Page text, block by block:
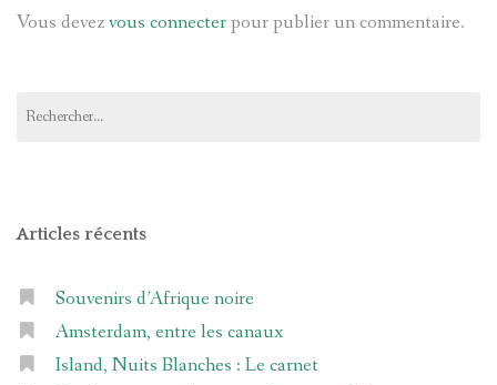
Vous devezvous connecterpour publier un commentaire.
Articles récents
Souvenirs d’Afrique noire
Amsterdam, entre les canaux
Island, Nuits Blanches : Le carnet